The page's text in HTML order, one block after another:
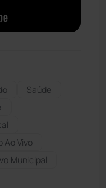
Saúde
Ao Vivo
Municipal